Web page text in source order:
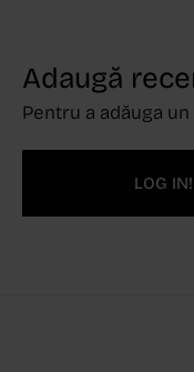
Adaugă
Pentru a adăuga
LOG IN!